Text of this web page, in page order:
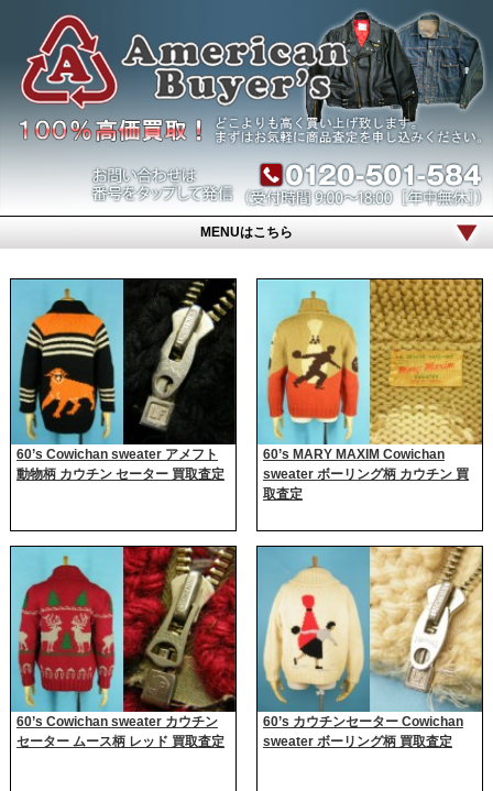
MENUはこちら
60’s Cowichan sweater アメフト
動物柄 カウチン セーター 買取査定
60’s MARY MAXIM Cowichan
sweater ボーリング柄 カウチン 買
取査定
60’s Cowichan sweater カウチン
セーター ムース柄 レッド 買取査定
60’s カウチンセーター Cowichan
sweater ボーリング柄 買取査定